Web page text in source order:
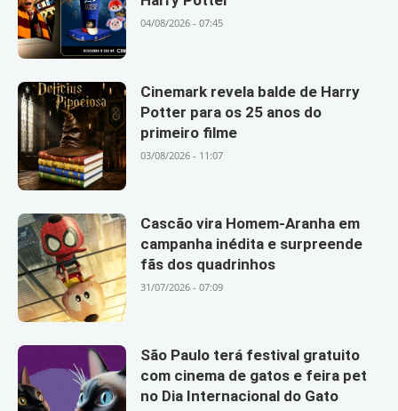
04/08/2026 - 07:45
Cinemark revela balde de Harry
Potter para os 25 anos do
primeiro filme
03/08/2026 - 11:07
Cascão vira Homem-Aranha em
campanha inédita e surpreende
fãs dos quadrinhos
31/07/2026 - 07:09
São Paulo terá festival gratuito
com cinema de gatos e feira pet
no Dia Internacional do Gato